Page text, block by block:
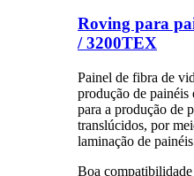
Roving para
/ 3200TEX
Painel de fibra de
produção de painéis
para a produção de
translúcidos, por
laminação de
Boa